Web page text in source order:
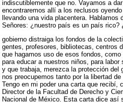
indiscutiblemente que no. Vayamos a
encontraremos allí a los reclusos
llevando una vida placentera. Hablamos
Señores: ¿nuestro país es un país rico?
gobierno distraiga los fondos de la
gentes, profesores, bibliotecas, centros
que hagamos uso de esos fondos,
para educar a nuestros niños, para
y que trabaja, merezca la protección del
nos preocupemos tanto por la libertad
Tengo en mi poder una carta que recibí,
Director de la Facultad de Derecho y
Nacional de México. Esta carta dice así